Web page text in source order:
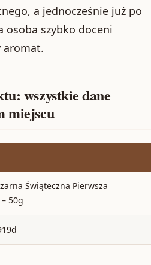
a jednocześnie już po
osoba szybko doceni
aromat.
wszystkie dane
miejscu
Świąteczna Pierwsza
50g